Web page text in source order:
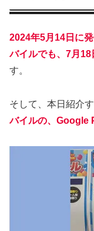
2024年5月14日に
バイルでも、7月
す。
そして、本日紹介
バイルの、Google